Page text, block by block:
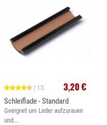
3,20 €
| 13
Schleiflade - Standard
Geeignet um Leder aufzurauen
und...